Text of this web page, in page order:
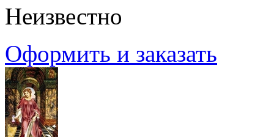
Неизвестно
Оформить и заказать